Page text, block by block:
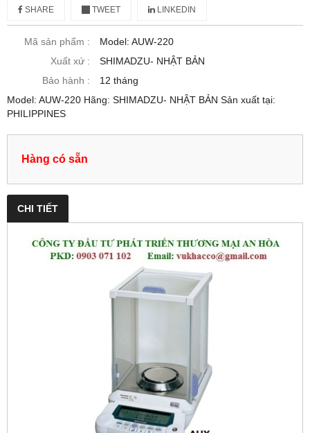
SHARE TWEET LINKEDIN
Mã sản phẩm :
Model: AUW-220
Xuất xứ :
SHIMADZU- NHẬT BẢN
Bảo hành :
12 tháng
Model: AUW-220 Hãng: SHIMADZU- NHẬT BẢN Sản xuất tại:
PHILIPPINES
Hàng có sẵn
CHI TIẾT